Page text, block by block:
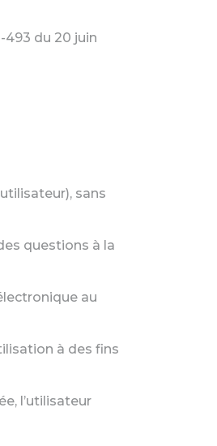
493 du 20 juin
sans
questions à la
au
à des fins
l’utilisateur